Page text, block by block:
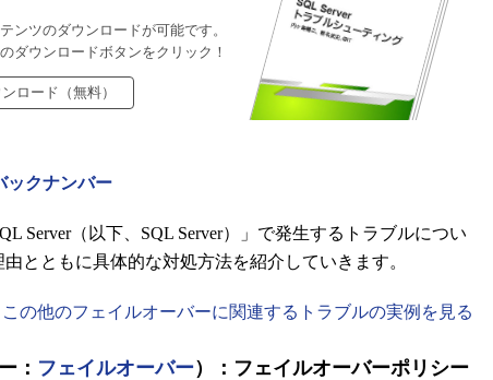
ンツのダウンロードが可能です。
ダウンロードボタンをクリック！
ロード（無料）
ックナンバー
Server（以下、SQL Server）」で発生するトラブルについ
とともに具体的な対処方法を紹介していきます。
の他のフェイルオーバーに関連するトラブルの実例を見る
： フェイルオーバー）：フェイルオーバーポリシー